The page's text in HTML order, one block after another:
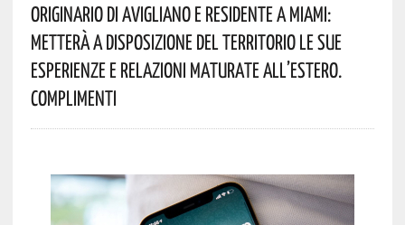
Originario Di Avigliano E Residente A Miami:
Metterà A Disposizione Del Territorio Le Sue
Esperienze E Relazioni Maturate All’estero.
Complimenti